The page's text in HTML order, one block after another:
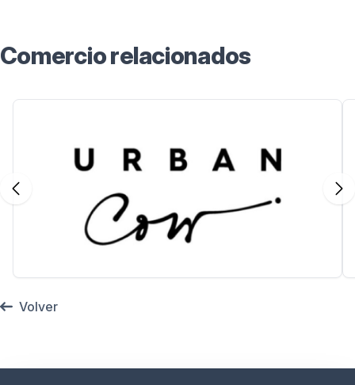
Comercio relacionados
Volver